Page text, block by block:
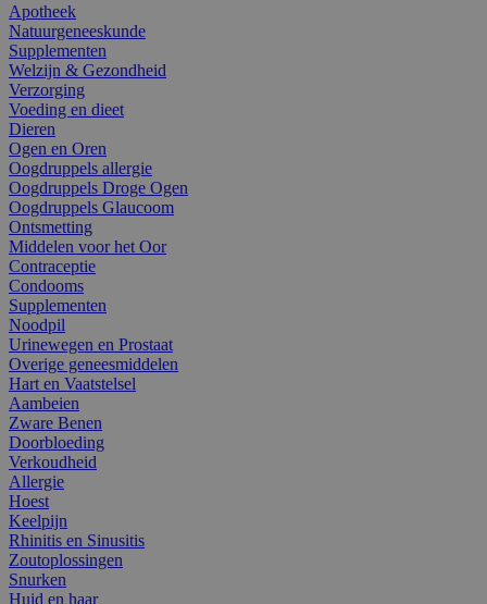
Apotheek
Natuurgeneeskunde
Supplementen
Welzijn & Gezondheid
Verzorging
Voeding en dieet
Dieren
Ogen en Oren
Oogdruppels allergie
Oogdruppels Droge Ogen
Oogdruppels Glaucoom
Ontsmetting
Middelen voor het Oor
Contraceptie
Condooms
Supplementen
Noodpil
Urinewegen en Prostaat
Overige geneesmiddelen
Hart en Vaatstelsel
Aambeien
Zware Benen
Doorbloeding
Verkoudheid
Allergie
Hoest
Keelpijn
Rhinitis en Sinusitis
Zoutoplossingen
Snurken
Huid en haar